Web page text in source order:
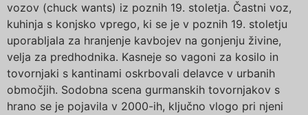
vozov (chuck wants) iz poznih 19. stoletja. Častni voz,
kuhinja s konjsko vprego, ki se je v poznih 19. stoletju
uporabljala za hranjenje kavbojev na gonjenju živine,
velja za predhodnika. Kasneje so vagoni za kosilo in
tovornjaki s kantinami oskrbovali delavce v urbanih
območjih. Sodobna scena gurmanskih tovornjakov s
hrano se je pojavila v 2000-ih, ključno vlogo pri njeni